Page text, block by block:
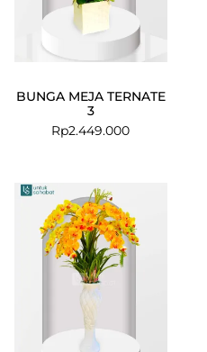
BUNGA MEJA TERNATE
3
Rp2.449.000
was:
is: